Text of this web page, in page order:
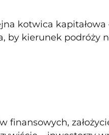
kotwica kapitałowa
by kierunek podróży
finansowych,